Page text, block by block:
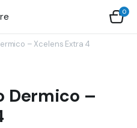
0
– Xcelens Extra 4
Dermico –